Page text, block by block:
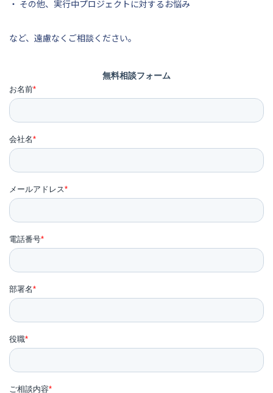
・ その他、実行中プロジェクトに対するお悩み
など、遠慮なくご相談ください。